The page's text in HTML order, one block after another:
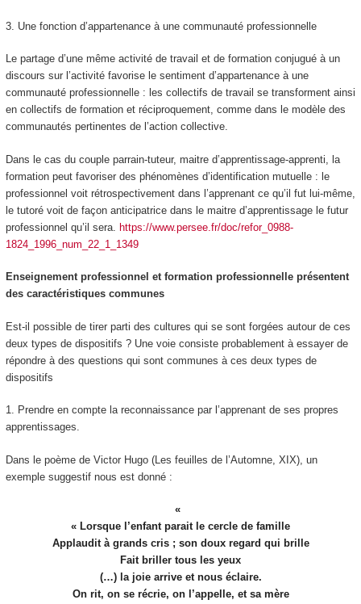
3. Une fonction d’appartenance à une communauté professionnelle
Le partage d’une même activité de travail et de formation conjugué à un
discours sur l’activité favorise le sentiment d’appartenance à une
communauté professionnelle: les collectifs de travail se transforment ainsi
en collectifs de formation et réciproquement, comme dans le modèle des
communautés pertinentes de l’action collective.
Dans le cas du couple parrain-tuteur, maitre d’apprentissage-apprenti, la
formation peut favoriser des phénomènes d’identification mutuelle: le
professionnel voit rétrospectivement dans l’apprenant ce qu’il fut lui-même,
le tutoré voit de façon anticipatrice dans le maitre d’apprentissage le futur
professionnel qu’il sera. https://www.persee.fr/doc/refor_0988-
1824_1996_num_22_1_1349
Enseignement professionnel et formation professionnelle présentent
des caractéristiques communes
Est-il possible de tirer parti des cultures qui se sont forgées autour de ces
deux types de dispositifs ? Une voie consiste probablement à essayer de
répondre à des questions qui sont communes à ces deux types de
dispositifs
1. Prendre en compte la reconnaissance par l’apprenant de ses propres
apprentissages.
Dans le poème de Victor Hugo (Les feuilles de l’Automne, XIX), un
exemple suggestif nous est donné :
« Lorsque l’enfant parait le cercle de famille
Applaudit à grands cris ; son doux regard qui brille
Fait briller tous les yeux
(…) la joie arrive et nous éclaire.
On rit, on se récrie, on l’appelle, et sa mère